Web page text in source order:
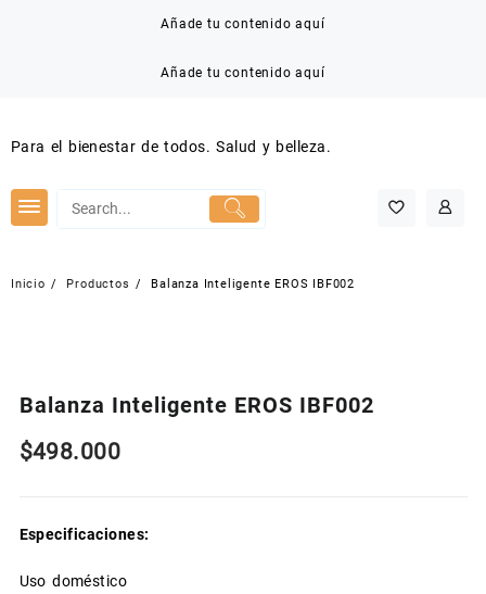
Añade tu contenido aquí
Añade tu contenido aquí
Para el bienestar de todos. Salud y belleza.
Inicio Productos Balanza Inteligente EROS IBF002
Balanza Inteligente EROS IBF002
$498.000
Especificaciones:
Uso doméstico